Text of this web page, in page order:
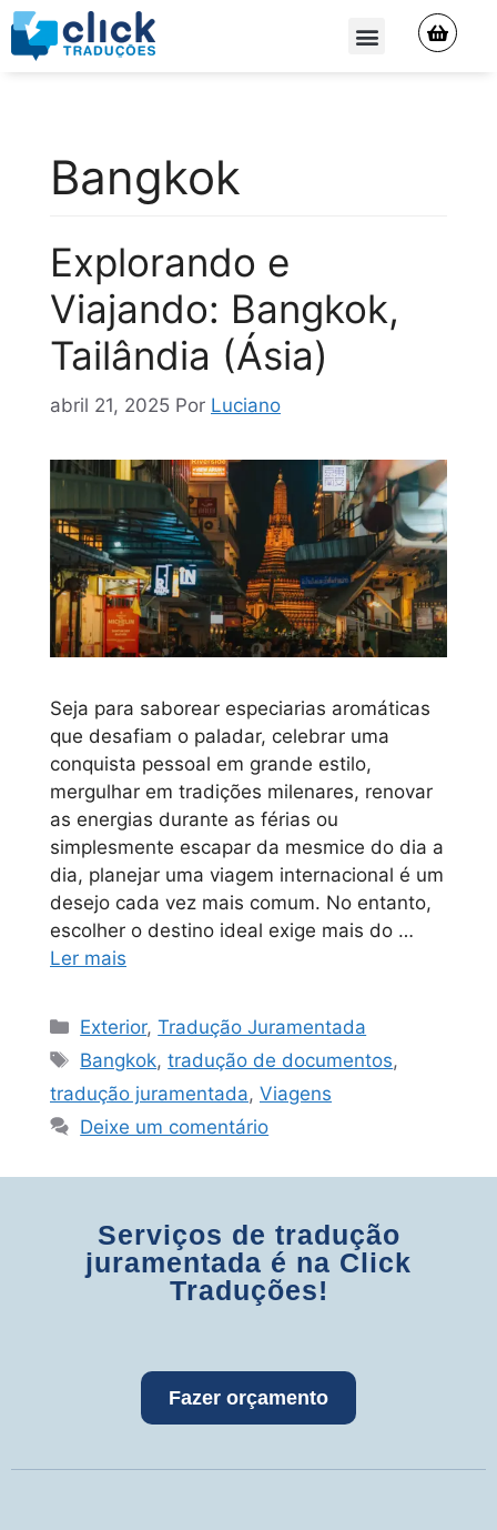
Bangkok
Explorando e
Viajando: Bangkok,
Tailândia (Ásia)
abril 21, 2025 Por Luciano
Seja para saborear especiarias aromáticas
que desafiam o paladar, celebrar uma
conquista pessoal em grande estilo,
mergulhar em tradições milenares, renovar
as energias durante as férias ou
simplesmente escapar da mesmice do dia a
dia, planejar uma viagem internacional é um
desejo cada vez mais comum. No entanto,
escolher o destino ideal exige mais do …
Ler mais
Exterior,Tradução Juramentada
Bangkok,tradução de documentos,
tradução juramentada, Viagens
Deixe um comentário
Serviços de tradução
juramentada é na Click
Traduções!
Fazer orçamento